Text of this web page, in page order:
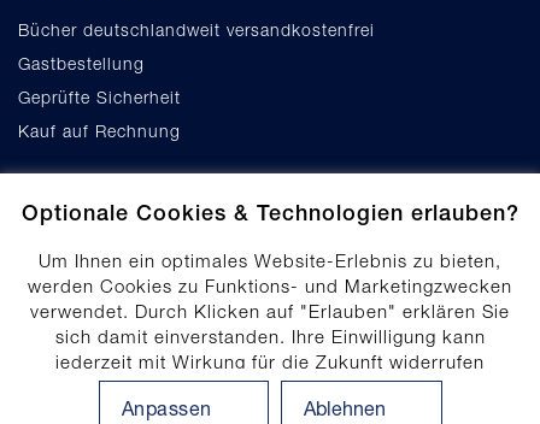
Optionale Cookies & Technologien erlauben?
Um Ihnen ein optimales Website-Erlebnis zu bieten,
werden Cookies zu Funktions- und Marketingzwecken
verwendet. Durch Klicken auf "Erlauben" erklären Sie
sich damit einverstanden. Ihre Einwilligung kann
jederzeit mit Wirkung für die Zukunft widerrufen
werden. Ihre Einwilligungs-Einstellungen können durch
Klicken auf "Anpassen" angepasst werden. Weitere
Anpassen Ablehnen
Bücher deutschlandweit versandkostenfrei
Gastbestellung
Geprüfte Sicherheit
Kauf auf Rechnung
Cookie-Einstellungen
Datenschutz
Produktsicherheit
Erklärung zur Barrierefreiheit